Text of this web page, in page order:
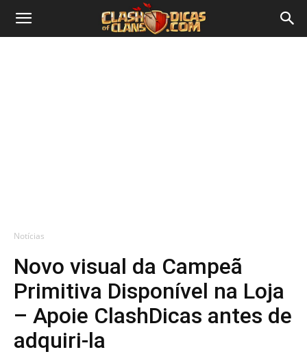
Notícias
Novo visual da Campeã
Primitiva Disponível na Loja
– Apoie ClashDicas antes de
adquiri-la